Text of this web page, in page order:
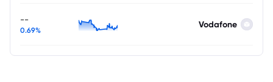
Vodafone
--
0.69%